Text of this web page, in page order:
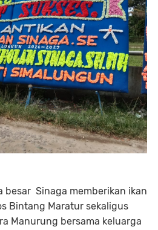
besar Sinaga memberikan ikan
Bintang Maratur sekaligus
Manurung bersama keluarga